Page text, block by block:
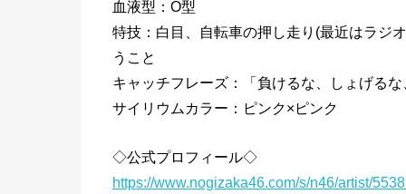
血液型：O型
特技：白目、自転車の押し走り(最近はラジ
うこと
キャッチフレーズ：「負けるな、しょげる
サイリウムカラー：ピンク×ピンク
◇公式プロフィール◇
https://www.nogizaka46.com/s/n46/artist/